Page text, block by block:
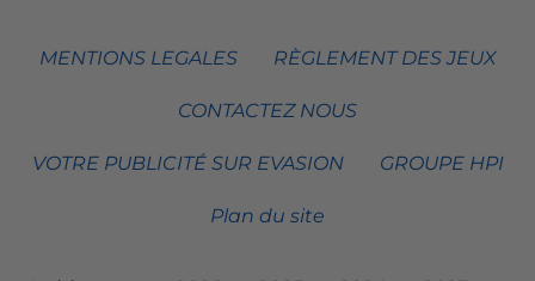
MENTIONS LEGALES RÈGLEMENT DES JEUX
CONTACTEZ NOUS
VOTRE PUBLICITÉ SUR EVASION GROUPE HPI
Plan du site